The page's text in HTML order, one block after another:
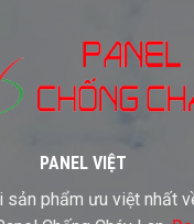
Mô
Phỏng
Panel
Trước
Hàng
PANEL VIỆT
sản phẩm ưu việt nhất